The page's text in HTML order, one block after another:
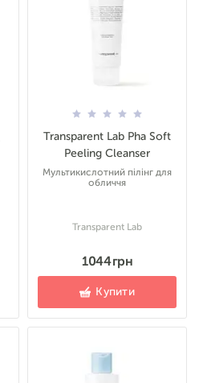
Transparent Lab Pha Soft
Peeling Cleanser
Мультикислотний пілінг для
обличчя
Transparent Lab
1044 грн
Купити